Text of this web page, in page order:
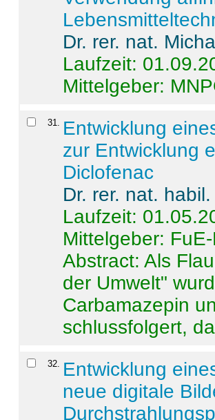
Dr. rer. nat.
Laufzeit:
Mittelgeber:
31. Entwicklung
zur Entwicklung
Diclofenac
Dr. rer. nat.
Laufzeit:
Mittelgeber:
Abstract:Als
der Umwelt"
Carbamazepin
schlussfolgert,
32. Entwicklung
neue digitale